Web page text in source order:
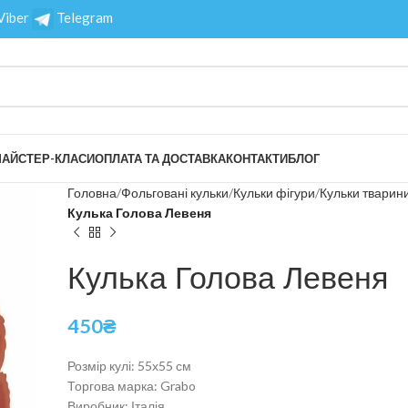
Telegram
КЛАСИОПЛАТА ТА ДОСТАВКАКОНТАКТИБЛОГ
Головна Фольговані кульки Кульки фігури Кульки
Кулька Голова Левеня
Кулька Голова Левеня
450₴
Розмір кулі: 55х55 см
Торгова марка: Grabo